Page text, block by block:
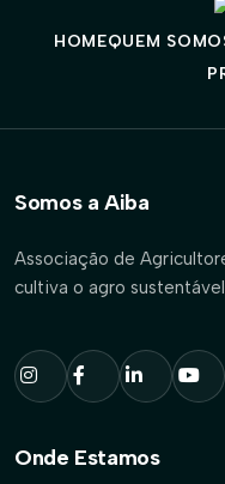
HOMEQUEM
Somos a Aiba
Associação de
cultiva o agro
Onde Estamos